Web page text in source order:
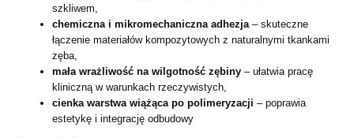
szkliwem,
chemiczna i mikromechaniczna adhezja– skuteczne
łączenie materiałów kompozytowych z naturalnymi tkankami
zęba,
mała wrażliwość na wilgotność zębiny – ułatwia pracę
kliniczną w warunkach rzeczywistych,
cienka warstwa wiążąca po polimeryzacji – poprawia
estetykę i integrację odbudowy